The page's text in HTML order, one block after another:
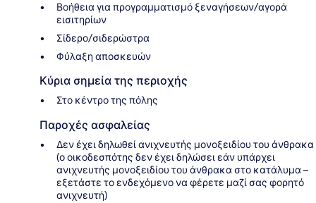
Βοήθεια για προγραμματισμό ξεναγήσεων/αγορά
εισιτηρίων
Σίδερο/σιδερώστρα
Φύλαξη αποσκευών
Κύρια σημεία της περιοχής
Στο κέντρο της πόλης
Παροχές ασφαλείας
Δεν έχει δηλωθεί ανιχνευτής μονοξειδίου του άνθρακα
(ο οικοδεσπότης δεν έχει δηλώσει εάν υπάρχει
ανιχνευτής μονοξειδίου του άνθρακα στο κατάλυμα –
εξετάστε το ενδεχόμενο να φέρετε μαζί σας φορητό
ανιχνευτή)